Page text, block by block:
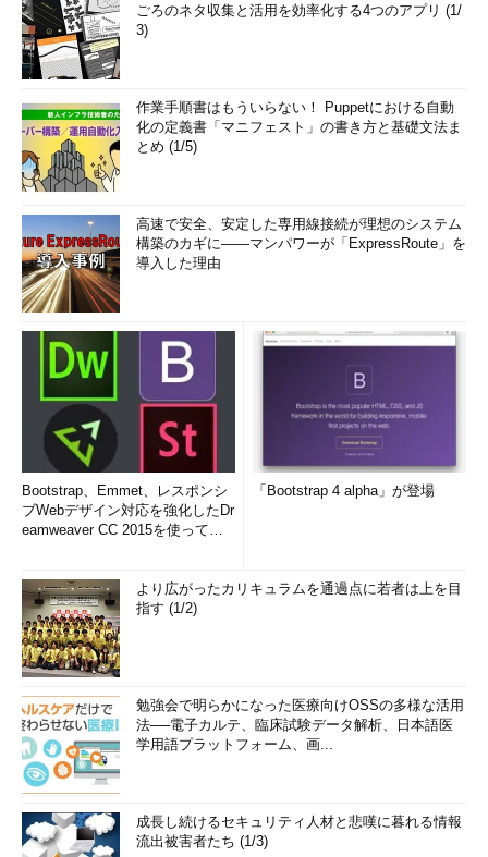
ごろのネタ収集と活用を効率化する4つのアプリ (1/
3)
作業手順書はもういらない！ Puppetにおける自動
化の定義書「マニフェスト」の書き方と基礎文法ま
とめ (1/5)
高速で安全、安定した専用線接続が理想のシステム
構築のカギに――マンパワーが「ExpressRoute」を
導入した理由
Bootstrap、Emmet、レスポンシ
ブWebデザイン対応を強化したDr
eamweaver CC 2015を使って
「Bootstrap 4 alpha」が登場
より広がったカリキュラムを通過点に若者は上を目
指す (1/2)
勉強会で明らかになった医療向けOSSの多様な活用
法──電子カルテ、臨床試験データ解析、日本語医
学用語プラットフォーム、画...
成長し続けるセキュリティ人材と悲嘆に暮れる情報
流出被害者たち (1/3)